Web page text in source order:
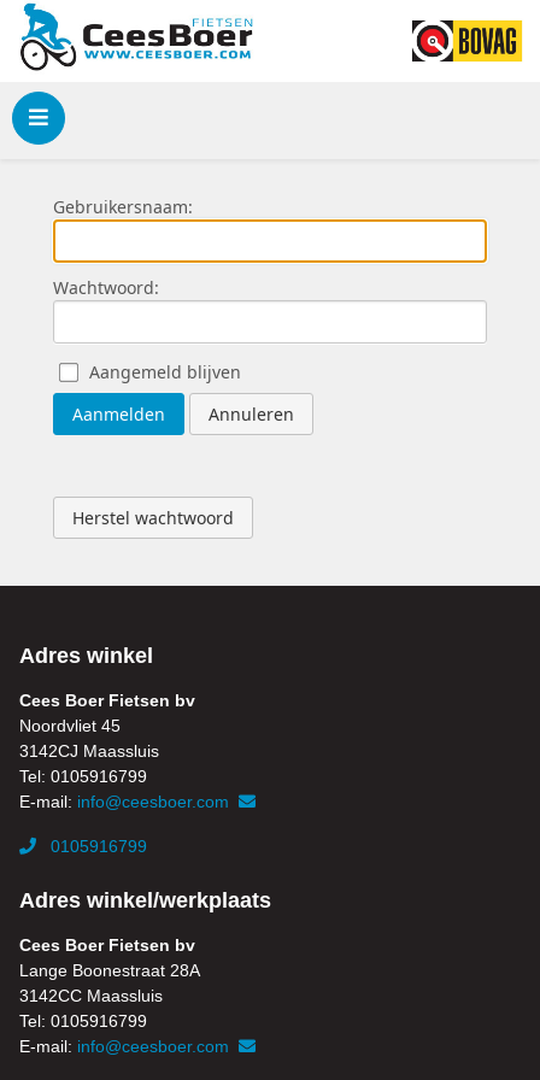
Menu
Gebruikersnaam:
Wachtwoord:
Aangemeld blijven
Aanmelden
Annuleren
Herstel wachtwoord
Adres winkel
Cees Boer Fietsen bv
Noordvliet 45
3142CJ Maassluis
Tel: 0105916799
E-mail: info@ceesboer.com
0105916799
Adres winkel/werkplaats
Cees Boer Fietsen bv
Lange Boonestraat 28A
3142CC Maassluis
Tel: 0105916799
E-mail: info@ceesboer.com